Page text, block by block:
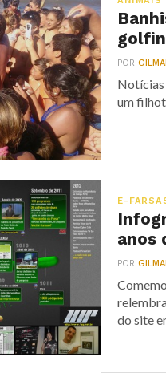
POR
Notícias
um
E-
anos
POR
do site